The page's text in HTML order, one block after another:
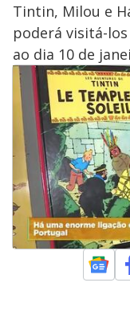
Tintin, Milou e
poderá visitá-
ao dia 10 de